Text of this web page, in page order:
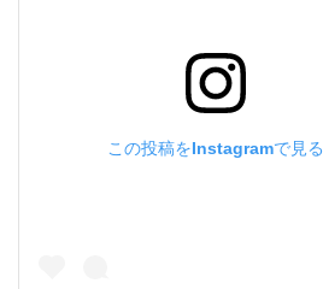
この投稿をInstagramで見る